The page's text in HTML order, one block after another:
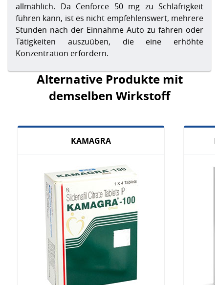
allmählich. Da Cenforce 50 mg zu Schläfrigkeit
führen kann, ist es nicht empfehlenswert, mehrere
Stunden nach der Einnahme Auto zu fahren oder
Tätigkeiten auszuüben, die eine erhöhte
Konzentration erfordern.
Alternative Produkte mit
demselben Wirkstoff
KAMAGRA